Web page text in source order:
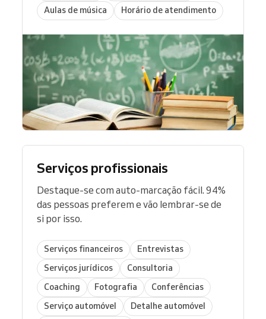
Aulas de música
Horário de atendimento
Serviços profissionais
Destaque-se com auto-marcação fácil. 94%
das pessoas preferem e vão lembrar-se de
si por isso.
Serviços financeiros
Entrevistas
Serviços jurídicos
Consultoria
Coaching
Fotografia
Conferências
Serviço automóvel
Detalhe automóvel